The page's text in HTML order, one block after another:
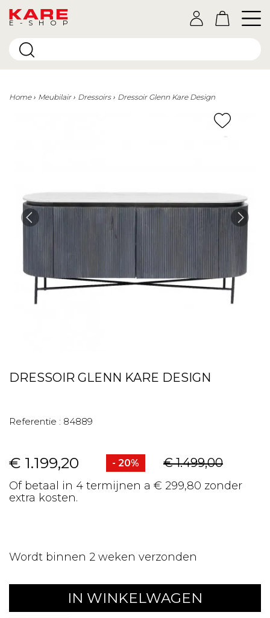
E-SHOP
Home Meubilair Dressoirs Dressoir Glenn Kare Design
DRESSOIR GLENN KARE DESIGN
Referentie : 84889
€ 1.199,20 - 20% € 1.499,00
Of betaal in 4 termijnen a € 299,80 zonder
extra kosten.
Wordt binnen 2 weken verzonden
IN WINKELWAGEN